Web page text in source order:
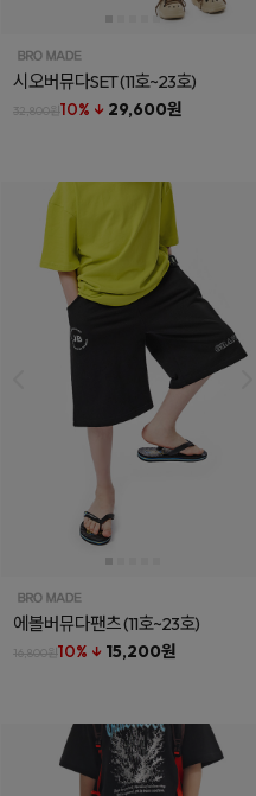
시오버뮤다SET(11호~23호)
32,800원10% ↓ 29,600원
에볼버뮤다팬츠(11호~23호)
16,800원10% ↓ 15,200원